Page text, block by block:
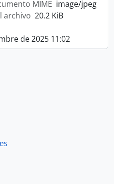
MIME image/jpeg
archivo 20.2 KiB
de 2025 11:02